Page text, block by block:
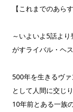
【これまでのあら
～いよいよ5話よ
がすライバル・ヘ
500年を生きるヴ
として人間に交じ
10年前とある一族